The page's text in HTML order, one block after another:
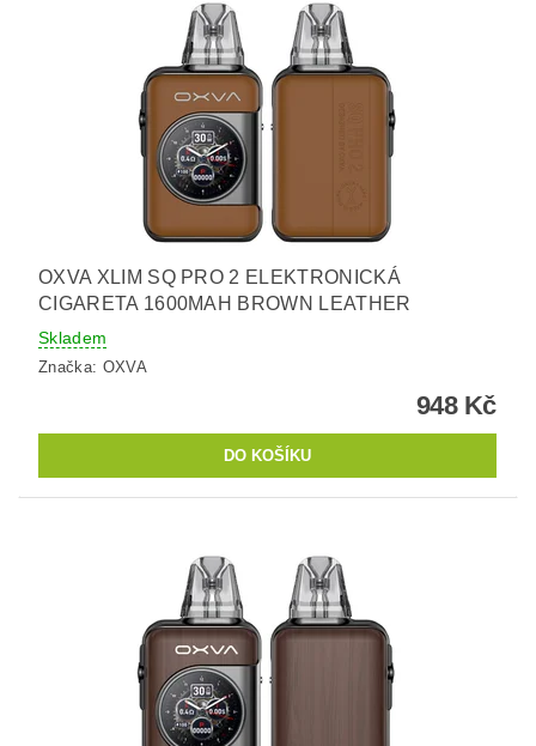
OXVA XLIM SQ PRO 2 ELEKTRONICKÁ
CIGARETA 1600MAH BROWN LEATHER
Skladem
Značka: OXVA
948 Kč